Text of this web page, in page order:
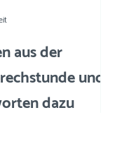
aus der
und
dazu